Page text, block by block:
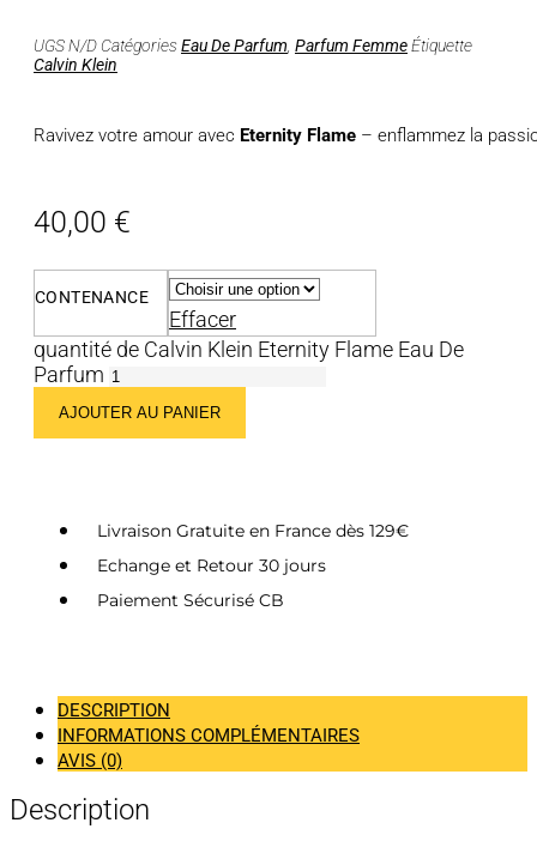
UGSN/D CatégoriesEau De Parfum Parfum FemmeÉtiquette
Calvin Klein
Ravivez votre amour avec Eternity Flame – enflammez la
40,00 €
CONTENANCE
Effacer
quantité de Calvin Klein Eternity Flame Eau De
Parfum
AJOUTER AU PANIER
Livraison Gratuite en France dès 129€
Echange et Retour 30 jours
Paiement Sécurisé CB
DESCRIPTION
INFORMATIONS COMPLÉMENTAIRES
AVIS (0)
Description